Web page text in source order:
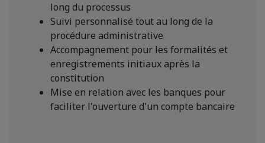
long du processus
Suivi personnalisé tout au long de la
procédure administrative
Accompagnement pour les formalités et
enregistrements initiaux après la
constitution
Mise en relation avec les banques pour
faciliter l'ouverture d'un compte bancaire